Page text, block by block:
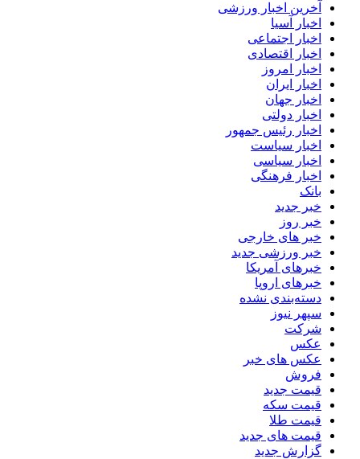
آخرین اخبار ورزشی
اخبار آسیا
اخبار اجتماعی
اخبار اقتصادی
اخبار امروز
اخبار ایران
اخبار جهان
اخبار دولتی
اخبار رئیس جمهور
اخبار سیاست
اخبار سیاسی
اخبار فرهنگی
بانک
خبر جدید
خبر روز
خبر های خارجی
خبر ورزشی جدید
خبرهای آمریکا
خبرهای اروپا
دسته‌بندی نشده
سپهر نیوز
شرکت
عکس
عکس های خبر
فروش
قیمت جدید
قیمت سکه
قیمت طلا
قیمت های جدید
گزارش جدید